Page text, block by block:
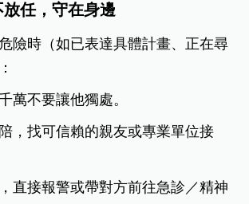
任，守在身邊
險時（如已表達具體計畫、正在尋
萬不要讓他獨處。
，找可信賴的親友或專業單位接
直接報警或帶對方前往急診／精神